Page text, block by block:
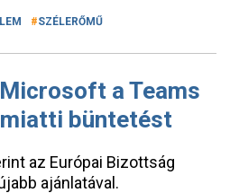
SZÉLERŐMŰ
a Teams
büntetést
az Európai Bizottság
ajánlatával.